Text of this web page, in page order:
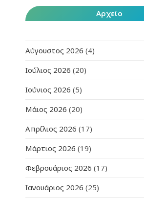
Αρχείο
Αύγουστος 2026 (4)
Ιούλιος 2026 (20)
Ιούνιος 2026 (5)
Μάιος 2026 (20)
Απρίλιος 2026 (17)
Μάρτιος 2026 (19)
Φεβρουάριος 2026 (17)
Ιανουάριος 2026 (25)